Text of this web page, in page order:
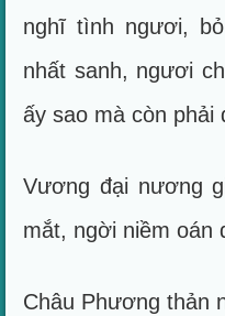
nghĩ tình ngươi,
nhất sanh, ngươi
ấy sao mà còn phải
Vương đại nương
mắt, ngời niềm oán
Châu Phương thản